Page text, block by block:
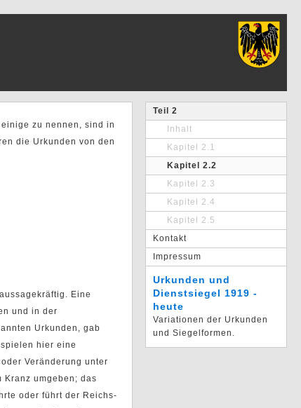
Teil 2
Inhalt
Kapitel 2.1
Kapitel 2.2
Kapitel 2.3
Kapitel 2.4
Kapitel 2.5
Kontakt
Impressum
Urkunden und
Dienstsiegel 1919 -
heute
Variationen der Urkunden
und Siegelformen.
zu nennen, sind in
die Urkunden von den
Eine
und in der
Urkunden, gab
hier eine
Veränderung unter
umgeben; das
oder führt der Reichs-